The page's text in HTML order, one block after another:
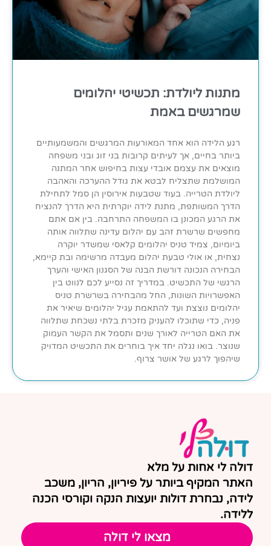
מתנות ליולדת: תכשיטי יהלומים
שמרגשים באמת
רגע הלידה הוא אחד המאורעות המרגשים והמשמעותיים
ביותר בחיים, אך לעיתים קרובות בני זוג ובני משפחה
מוצאים את עצמם אובדי עצות בחיפוש אחר המתנה
המושלמת שתצליח לבטא את גודל ההערכה והאהבה
ליולדת הטרייה. בעוד שטבעות אירוסין הן סמל לתחילת
הדרך המשותפת, מתנת לידה יוקרתית היא הדרך להנציח
את הרגע המכונן בו המשפחה התרחבה. בין אם אתם
מחפשים שרשרת זהב עם יהלום עדינה שתלווה אותה
ביומיום, צמיד טניס יהלומים קלאסי שמשדר יוקרה
נצחית, או אולי טבעת יהלום מעבדה מרשימה ובת קיימא,
הבחירה הנכונה דורשת הבנה של הסגנון האישי והערך
הרגשי של התכשיט. במדריך זה נסייע לכם לנווט בין
האפשרויות השונות, החל מהבחירה בשרשרת טניס
יהלומים נוצצת ועד להתאמת עגיל יהלומים שיאיר את
פניה, כדי שתוכלו להעניק מזכרת בלתי נשכחת שתלווה
את האם הטרייה לאורך שנים ותסמל את הקשר העמוק
שנוצר. בואו נגלה יחד איך בוחרים את התכשיט המדויק
שיהפוך לרגע של אושר צרוף.
דולה לי אחות על מלא
האתר המקיף ביותר על פיריון, הריון, משכב
לידה, נבחרת דולות יועצות הנקה וקורסי הכנה
ללידה.
מצאו לי דולה